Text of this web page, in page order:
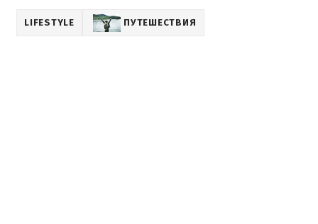
LIFESTYLE ПУТЕШЕСТВИЯ